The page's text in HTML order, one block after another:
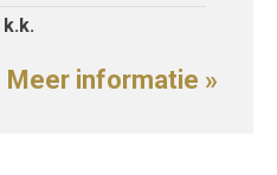
k.k.
Meer informatie »